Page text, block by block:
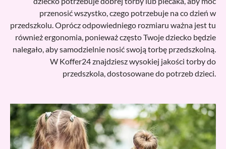
przenosić wszystko, czego potrzebuje na co dzień w
przedszkolu. Oprócz odpowiedniego rozmiaru ważna jest tu
również ergonomia, ponieważ często Twoje dziecko będzie
nalegało, aby samodzielnie nosić swoją torbę przedszkolną.
W Koffer24 znajdziesz wysokiej jakości torby do
przedszkola, dostosowane do potrzeb dzieci.